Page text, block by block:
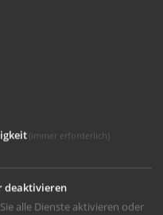
fahren.
(immer erforderlich)
deaktivieren
alle Dienste aktivieren oder